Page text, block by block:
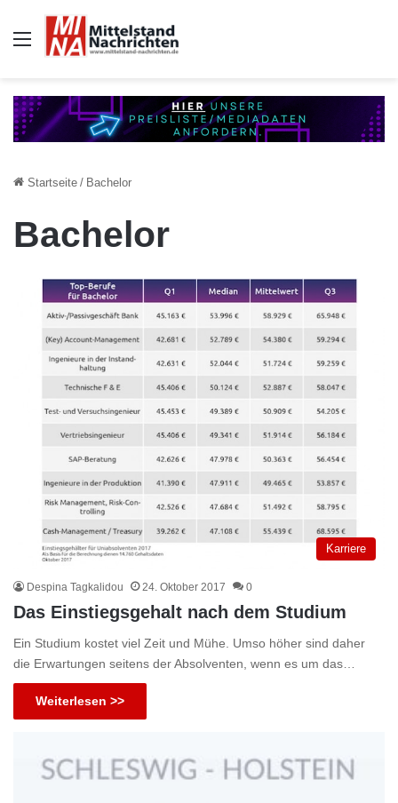
Auswahl
Startseite / Bachelor
Bachelor
Karriere
Despina Tagkalidou 24. Oktober 2017 0
Das Einstiegsgehalt nach dem Studium
Ein Studium kostet viel Zeit und Mühe. Umso höher sind daher
die Erwartungen seitens der Absolventen, wenn es um das…
Weiterlesen >>